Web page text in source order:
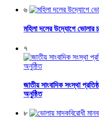
৬
মহিলা দলের উদ্যোগে ভোলার
৭
জাতীয় সাংবাদিক সংস্থা
অনুষ্ঠিত
৮